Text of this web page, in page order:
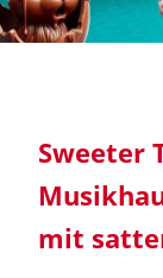
Sweeter
mit